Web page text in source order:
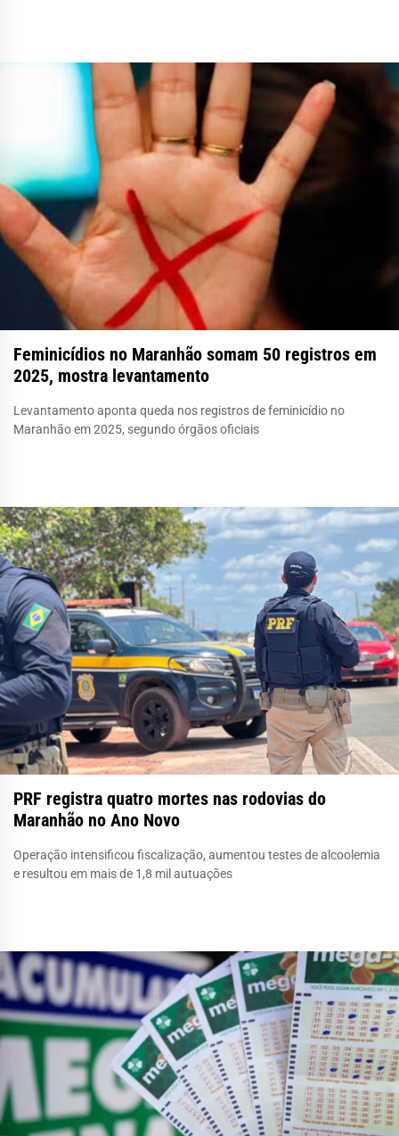
Feminicídios no Maranhão somam 50 registros em
2025, mostra levantamento
Levantamento aponta queda nos registros de feminicídio no
Maranhão em 2025, segundo órgãos oficiais
PRF registra quatro mortes nas rodovias do
Maranhão no Ano Novo
Operação intensificou fiscalização, aumentou testes de alcoolemia
e resultou em mais de 1,8 mil autuações